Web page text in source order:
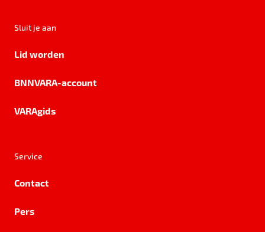
Sluit je aan
Lid worden
BNNVARA-account
VARAgids
Service
Contact
Pers